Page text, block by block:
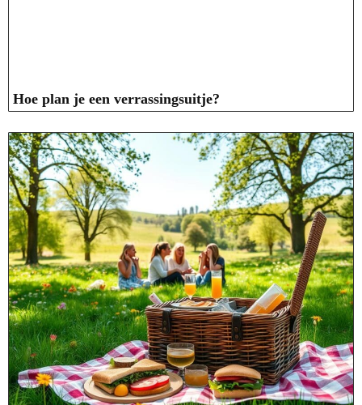
Hoe plan je een verrassingsuitje?